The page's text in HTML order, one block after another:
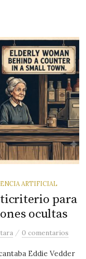
ARTIFICIAL
para
ocultas
/0 comentarios
Eddie Vedder